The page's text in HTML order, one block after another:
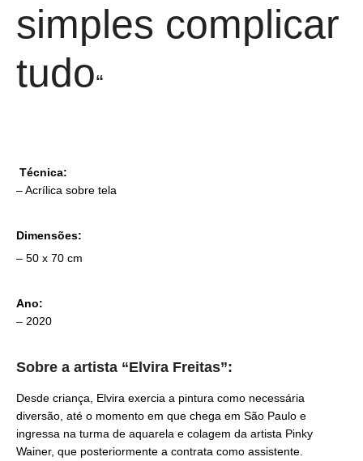
simples complicar
tudo“
Técnica:
– Acrílica sobre tela
Dimensões:
– 50 x 70 cm
Ano:
– 2020
Sobre a artista “Elvira Freitas”:
Desde criança, Elvira exercia a pintura como necessária
diversão, até o momento em que chega em São Paulo e
ingressa na turma de aquarela e colagem da artista Pinky
Wainer, que posteriormente a contrata como assistente.